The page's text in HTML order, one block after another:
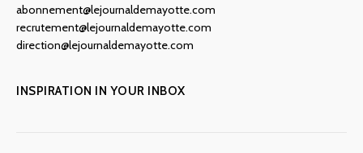
abonnement@lejournaldemayotte.com
recrutement@lejournaldemayotte.com
direction@lejournaldemayotte.com
INSPIRATION IN YOUR INBOX